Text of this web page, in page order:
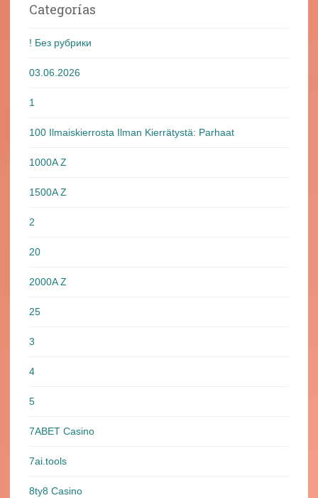
Categorías
! Без рубрики
03.06.2026
1
100 Ilmaiskierrosta Ilman Kierrätystä: Parhaat
1000A Z
1500A Z
2
20
2000A Z
25
3
4
5
7ABET Casino
7ai.tools
8ty8 Casino